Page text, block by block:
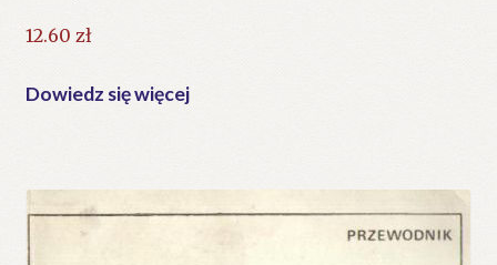
12.60 zł
Dowiedz się więcej